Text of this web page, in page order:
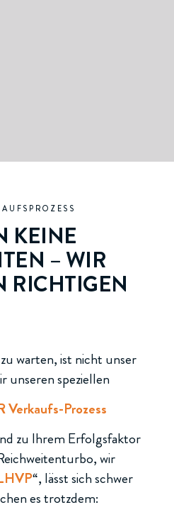
KEINE
– WIR
RICHTIGEN
warten, ist nicht unser
unseren speziellen
Prozess
zu Ihrem Erfolgsfaktor
wir
“, lässt sich schwer
es trotzdem: